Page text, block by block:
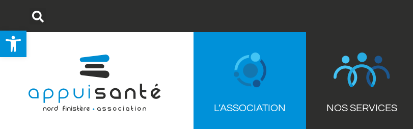
L’ASSOCIATION NOS SERVICES
Ouvrir la barre d’outils